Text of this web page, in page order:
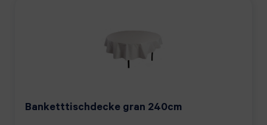
Banketttischdecke gran 240cm